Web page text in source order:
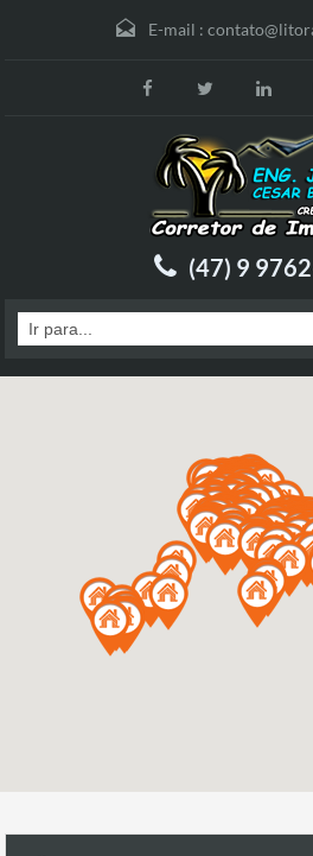
E-mail :
(47) 9